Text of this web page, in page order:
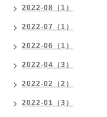
2022-08（1）
2022-07（1）
2022-06（1）
2022-04（3）
2022-02（2）
2022-01（3）